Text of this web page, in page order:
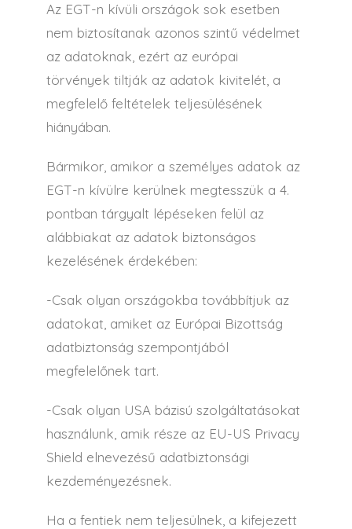
Az EGT-n kívüli országok sok esetben
nem biztosítanak azonos szintű védelmet
az adatoknak, ezért az európai
törvények tiltják az adatok kivitelét, a
megfelelő feltételek teljesülésének
hiányában.
Bármikor, amikor a személyes adatok az
EGT-n kívülre kerülnek megtesszük a 4.
pontban tárgyalt lépéseken felül az
alábbiakat az adatok biztonságos
kezelésének érdekében:
-Csak olyan országokba továbbítjuk az
adatokat, amiket az Európai Bizottság
adatbiztonság szempontjából
megfelelőnek tart.
-Csak olyan USA bázisú szolgáltatásokat
használunk, amik része az EU-US Privacy
Shield elnevezésű adatbiztonsági
kezdeményezésnek.
Ha a fentiek nem teljesülnek, a kifejezett